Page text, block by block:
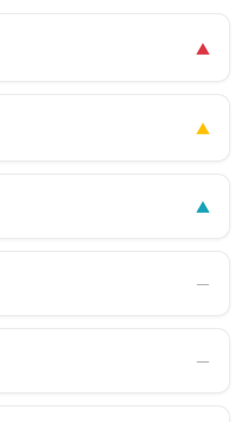
▲
▲
▲
―
―